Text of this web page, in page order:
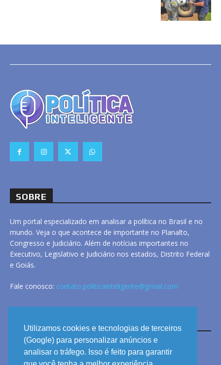
Utilizamos cookies e tecnologias de terceiros
(Google) para personalizar anúncios e
analisar o tráfego. Isso é feito para garantir
SOBRE
Um portal especializado em analisar a política no Brasil e no
mundo. Veja o que acontece de importante no Planalto,
Congresso e Judiciário. Além de notícias importantes no
Executivo, Legislativo e Judiciário nos estados, Distrito Federal
e Goiás.
Fale conosco: contato.politicainteligente@gmail.com
LINKS
ANUNCIE